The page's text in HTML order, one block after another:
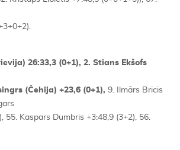
26:33,3 (0+1), 2. Stians Ekšofs
(Čehija) +23,6 (0+1), 9. Ilmārs Bricis
55. Kaspars Dumbris +3:48,9 (3+2), 56.